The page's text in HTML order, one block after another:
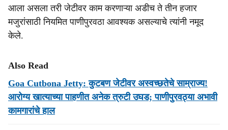
आला असला तरी जेटीवर काम करणाऱ्या अडीच ते तीन हजार
मजुरांसाठी नियमित पाणीपुरवठा आवश्यक असल्याचे त्यांनी नमूद
केले.
Also Read
Goa Cutbona Jetty: कुटबण जेटीवर अस्वच्छतेचे साम्राज्य!
आरोग्य खात्याच्या पाहणीत अनेक त्रुटी उघड; पाणीपुरवठ्या अभावी
कामगारांचे हाल